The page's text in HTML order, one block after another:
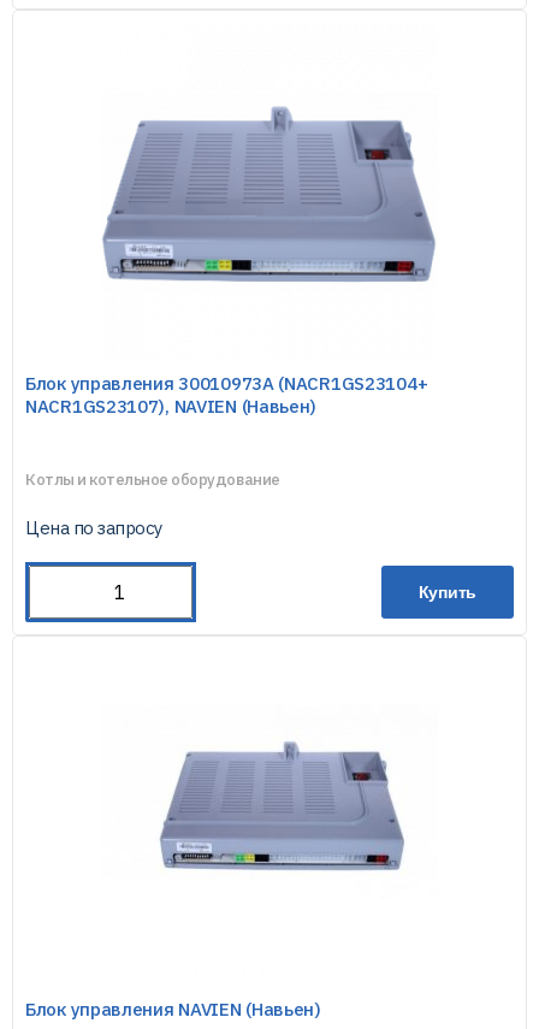
Блок управления 30010973A (NACR1GS23104+
NACR1GS23107), NAVIEN (Навьен)
Котлы и котельное оборудование
Цена по запросу
Купить
Блок управления NAVIEN (Навьен)